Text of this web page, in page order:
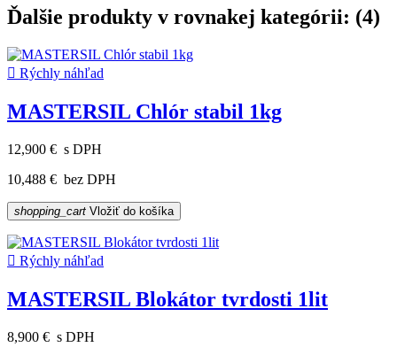
Ďalšie produkty v rovnakej kategórii: (4)
 Rýchly náhľad
MASTERSIL Chlór stabil 1kg
12,900 € s DPH
10,488 € bez DPH
shopping_cart Vložiť do košíka
 Rýchly náhľad
MASTERSIL Blokátor tvrdosti 1lit
8,900 € s DPH